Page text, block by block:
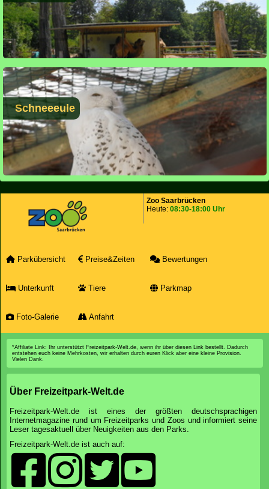
Schneeeule
Zoo Saarbrücken
Heute: 08:30-18:00 Uhr
Parkübersicht Preise&Zeiten Bewertungen
Unterkunft Tiere Parkmap
Foto-Galerie Anfahrt
*Affiliate Link: Ihr unterstützt Freizeitpark-Welt.de, wenn ihr über diesen Link bestellt. Dadurch
entstehen euch keine Mehrkosten, wir erhalten durch euren Klick aber eine kleine Provision.
Vielen Dank.
Über Freizeitpark-Welt.de
Freizeitpark-Welt.de ist eines der größten deutschsprachigen
Internetmagazine rund um Freizeitparks und Zoos und informiert seine
Leser tagesaktuell über Neuigkeiten aus den Parks.
Freizeitpark-Welt.de ist auch auf: